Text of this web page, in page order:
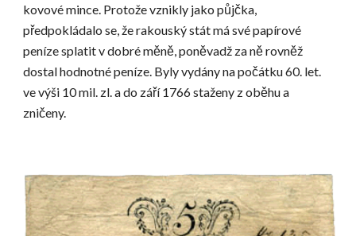
kovové mince. Protože vznikly jako půjčka,
předpokládalo se, že rakouský stát má své papírové
peníze splatit v dobré měně, poněvadž za ně rovněž
dostal hodnotné peníze. Byly vydány na počátku 60. let.
ve výši 10 mil. zl. a do září 1766 staženy z oběhu a
zničeny.